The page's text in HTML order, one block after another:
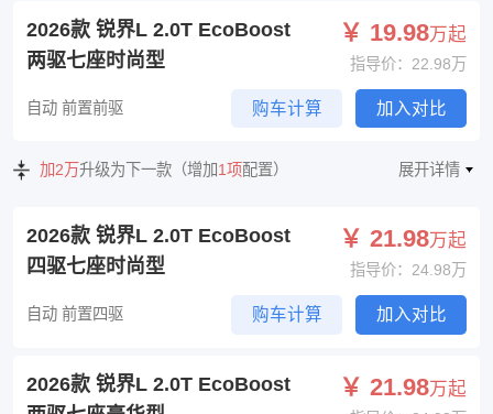
2026款 锐界L 2.0T EcoBoost
两驱七座时尚型
￥ 19.98万起
指导价：22.98万
自动 前置前驱 购车计算 加入对比
加2万升级为下一款（增加1项配置） 展开详情
2026款 锐界L 2.0T EcoBoost
四驱七座时尚型
￥ 21.98万起
指导价：24.98万
自动 前置四驱 购车计算 加入对比
2026款 锐界L 2.0T EcoBoost
￥ 21.98万起